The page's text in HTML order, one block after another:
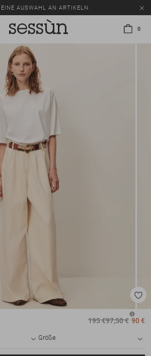
AUSWAHL AN ARTIKELN.
0
195 €97,50 € 90 €
Größe